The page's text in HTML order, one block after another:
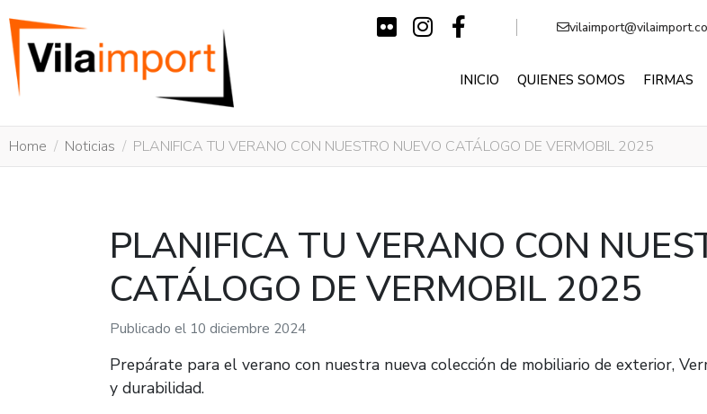
INICIO QUIENES SOMOS FIRMAS
Home Noticias PLANIFICA TU VERANO CON NUESTRO NUEVO CATÁLOGO DE VERMOBIL 2025
PLANIFICA TU VERANO CON
CATÁLOGO DE VERMOBIL 2025
Publicado el 10 diciembre 2024
Prepárate para el verano con nuestra nueva colección de mobiliario de exterior,
y durabilidad.